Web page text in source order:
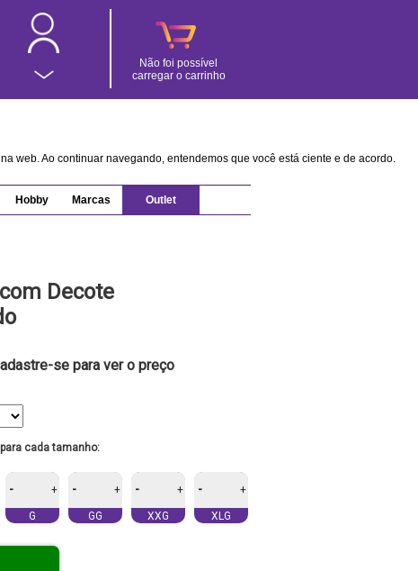
Não foi possível
carregar o carrinho
web. Ao continuar navegando, entendemos que você está ciente e de acordo.
Hobby Marcas Outlet
Decote
se para ver o preço
cada tamanho:
- +
G
- +
GG
- +
XXG
- +
XLG